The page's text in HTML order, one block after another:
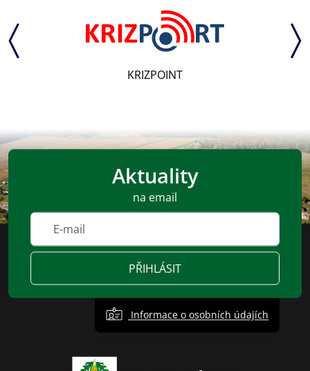
Senát
Aktuality
na email
PŘIHLÁSIT
Informace o osobních údajích